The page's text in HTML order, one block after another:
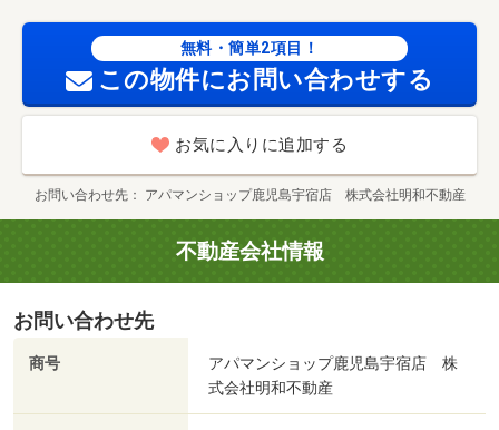
ｔ ／加盟団体名：（公社）鹿児島県宅地建物取引業協
会 公取協名：（一社） 九州不動産公正取引協議会加盟/
鍵交換代 13200円
無料・簡単2項目！
この物件にお問い合わせする
お気に入りに追加する
お問い合わせ先 アパマンショップ鹿児島宇宿店 株式会社明和不動産
不動産会社情報
お問い合わせ先
商号
アパマンショップ鹿児島宇宿店 株
式会社明和不動産